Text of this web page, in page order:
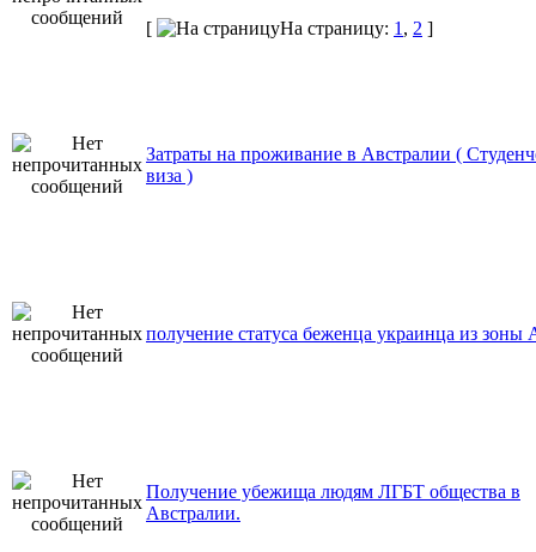
[
На страницу: 1 , 2 ]
Затраты на проживание в Австралии (
виза )
получение статуса беженца украинца из
Получение убежища людям ЛГБТ общества в
Австралии.